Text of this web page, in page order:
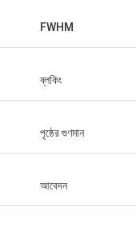
FWHM
ব্লকিং
পৃষ্ঠের গুণমান
আবেদন